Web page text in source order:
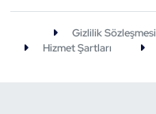
Gizlilik Sözleşmesi
Hizmet Şartları